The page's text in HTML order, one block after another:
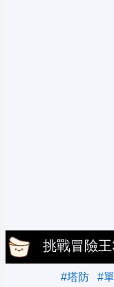
挑戰冒險
#塔防 #